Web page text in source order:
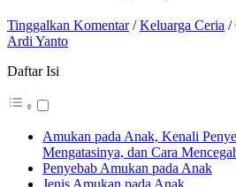
Tinggalkan Komentar /Keluarga Ceria /
Ardi Yanto
Daftar Isi
Amukan pada Anak, Kenali
Mengatasinya, dan Cara
Penyebab Amukan pada Anak
Jenis Amukan pada Anak